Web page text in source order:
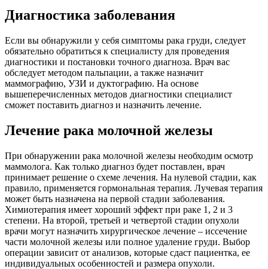
Диагностика заболевания
Если вы обнаружили у себя симптомы рака груди, следует
обязательно обратиться к специалисту для проведения
диагностики и постановки точного диагноза. Врач вас
обследует методом пальпации, а также назначит
маммографию, УЗИ и дуктографию. На основе
вышеперечисленных методов диагностики специалист
сможет поставить диагноз и назначить лечение.
Лечение рака молочной железы
При обнаружении рака молочной железы необходим осмотр
маммолога. Как только диагноз будет поставлен, врач
принимает решение о схеме лечения. На нулевой стадии, как
правило, применяется гормональная терапия. Лучевая терапия
может быть назначена на первой стадии заболевания.
Химиотерапия имеет хороший эффект при раке 1, 2 и 3
степени. На второй, третьей и четвертой стадии опухоли
врачи могут назначить хирургическое лечение – иссечение
части молочной железы или полное удаление груди. Выбор
операции зависит от анализов, которые сдаст пациентка, ее
индивидуальных особенностей и размера опухоли.